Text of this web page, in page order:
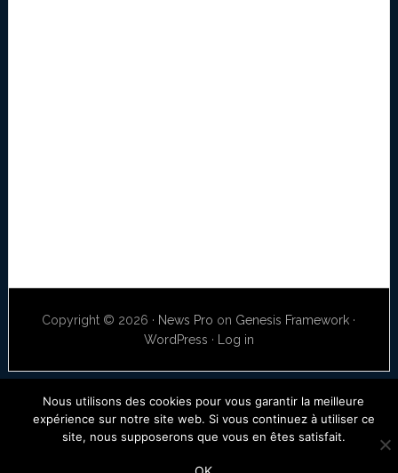
Copyright © 2026 · News Pro on Genesis Framework ·
WordPress · Log in
Nous utilisons des cookies pour vous garantir la meilleure
expérience sur notre site web. Si vous continuez à utiliser ce
site, nous supposerons que vous en êtes satisfait.